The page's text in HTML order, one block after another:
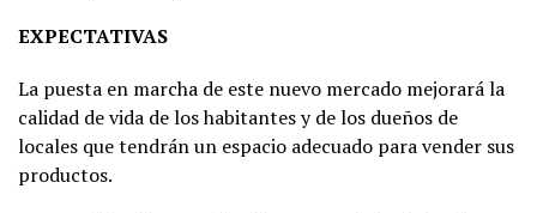
EXPECTATIVAS
La puesta en marcha de este nuevo mercado mejorará la
calidad de vida de los habitantes y de los dueños de
locales que tendrán un espacio adecuado para vender sus
productos.